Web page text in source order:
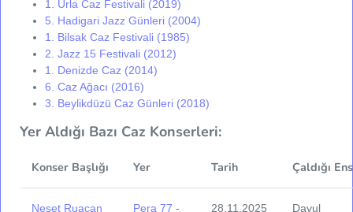
1. Urla Caz Festivali (2019)
5. Hadigari Jazz Günleri (2004)
1. Bilsak Caz Festivali (1985)
2. Jazz 15 Festivali (2012)
1. Denizde Caz (2014)
6. Caz Ağacı (2016)
3. Beylikdüzü Caz Günleri (2018)
Yer Aldığı Bazı Caz Konserleri:
Konser Başlığı Yer Tarih Çaldığı
Neşet Ruacan
Pera 77 -
28.11.2025 Davul